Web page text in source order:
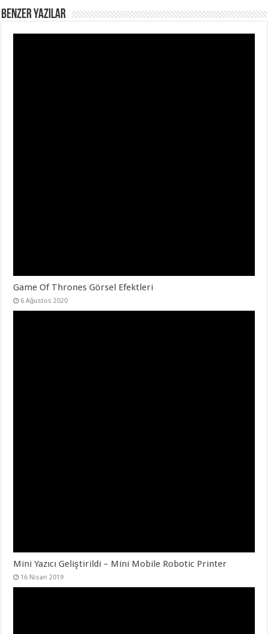
BENZER YAZILAR
Game Of Thrones Görsel Efektleri
6 Ağustos 2020
Mini Yazıcı Geliştirildi – Mini Mobile Robotic Printer
16 Nisan 2019